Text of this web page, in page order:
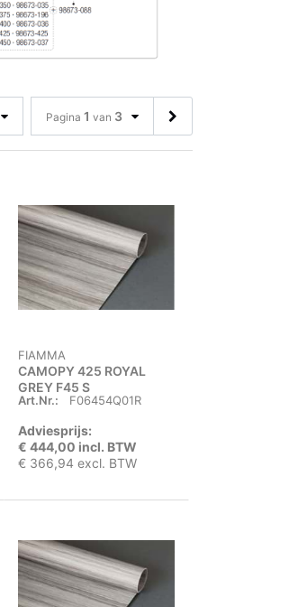
Pagina 1 van 3
FIAMMA
CAMOPY 425 ROYAL
GREY F45 S
Art.Nr.: F06454Q01R
Adviesprijs:
€ 444,00 incl. BTW
€ 366,94 excl. BTW